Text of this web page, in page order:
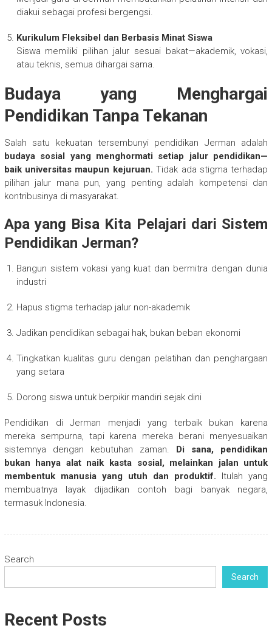
diakui sebagai profesi bergengsi.
Kurikulum Fleksibel dan Berbasis Minat Siswa
Siswa memiliki pilihan jalur sesuai bakat—akademik, vokasi,
atau teknis, semua dihargai sama.
Budaya yang Menghargai
Pendidikan Tanpa Tekanan
Salah satu kekuatan tersembunyi pendidikan Jerman adalah
budaya sosial yang menghormati setiap jalur pendidikan—
baik universitas maupun kejuruan. Tidak ada stigma terhadap
pilihan jalur mana pun, yang penting adalah kompetensi dan
kontribusinya di masyarakat.
Apa yang Bisa Kita Pelajari dari Sistem
Pendidikan Jerman?
Bangun sistem vokasi yang kuat dan bermitra dengan dunia
industri
Hapus stigma terhadap jalur non-akademik
Jadikan pendidikan sebagai hak, bukan beban ekonomi
Tingkatkan kualitas guru dengan pelatihan dan penghargaan
yang setara
Dorong siswa untuk berpikir mandiri sejak dini
Pendidikan di Jerman menjadi yang terbaik bukan karena
mereka sempurna, tapi karena mereka berani menyesuaikan
sistemnya dengan kebutuhan zaman. Di sana, pendidikan
bukan hanya alat naik kasta sosial, melainkan jalan untuk
membentuk manusia yang utuh dan produktif. Itulah yang
membuatnya layak dijadikan contoh bagi banyak negara,
termasuk Indonesia.
Search
Search
Recent Posts